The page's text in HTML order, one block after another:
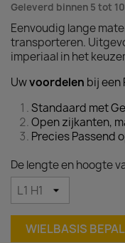
Geleverd binnen 5 tot
Eenvoudig lange
transporteren.
imperiaal in het
Uwvoordelen bij een
Standaard met
Open zijkanten,
Precies Passend
De lengte en hoogte
WIELBASIS